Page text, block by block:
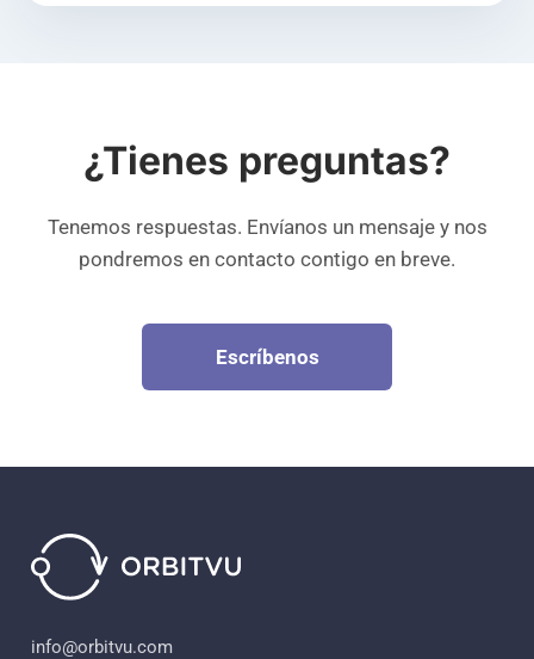
¿Tienes preguntas?
Tenemos respuestas. Envíanos un mensaje y nos
pondremos en contacto contigo en breve.
Escríbenos
info@orbitvu.com